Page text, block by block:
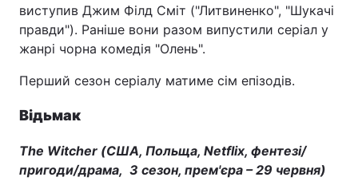
виступив Джим Філд Сміт ("Литвиненко", "Шукачі
правди"). Раніше вони разом випустили серіал у
жанрі чорна комедія "Олень".
Перший сезон серіалу матиме сім епізодів.
Відьмак
The Witcher (США, Польща, Netflix, фентезі/
пригоди/драма, 3 сезон, прем'єра – 29 червня)